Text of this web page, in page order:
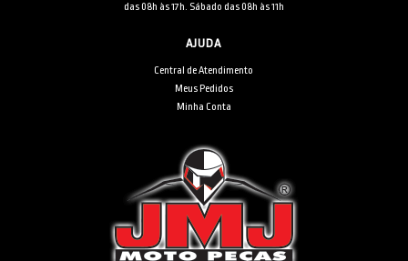
das 08h às 17h. Sábado das 08h às 11h
AJUDA
Central de Atendimento
Meus Pedidos
Minha Conta